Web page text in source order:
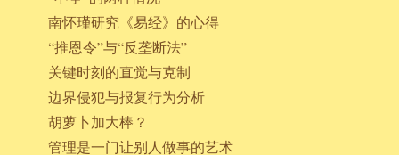
南怀瑾研究《易经》的心得
“推恩令”与“反垄断法”
关键时刻的直觉与克制
边界侵犯与报复行为分析
胡萝卜加大棒？
管理是一门让别人做事的艺术